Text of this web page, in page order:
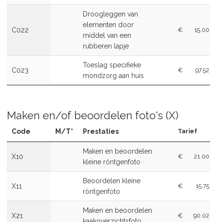
C022
Droogleggen van
elementen door
middel van een
rubberen lapje
€ 15.00
C023
Toeslag specifieke
mondzorg aan huis
€ 97.52
Maken en/of beoordelen foto's (X)
Code M/T* Prestaties Tarief
X10
Maken en beoordelen
kleine röntgenfoto
€ 21.00
X11
Beoordelen kleine
röntgenfoto
€ 15.75
X21
Maken en beoordelen
€ 90.02